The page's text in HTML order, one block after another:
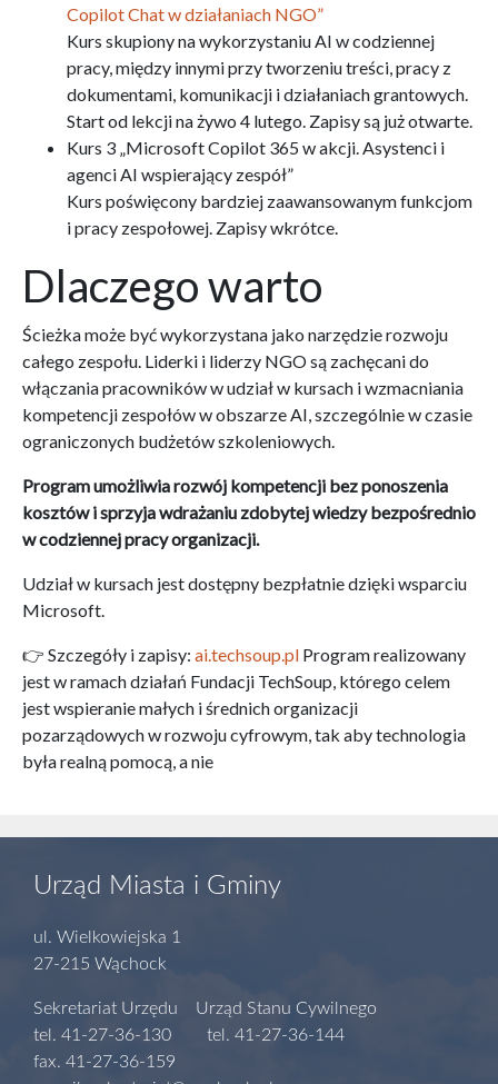
Copilot Chat w działaniach NGO”
Kurs skupiony na wykorzystaniu AI w codziennej
pracy, między innymi przy tworzeniu treści, pracy z
dokumentami, komunikacji i działaniach grantowych.
Start od lekcji na żywo 4 lutego. Zapisy są już otwarte.
Kurs 3 „Microsoft Copilot 365 w akcji. Asystenci i
agenci AI wspierający zespół”
Kurs poświęcony bardziej zaawansowanym funkcjom
i pracy zespołowej. Zapisy wkrótce.
Dlaczego warto
Ścieżka może być wykorzystana jako narzędzie rozwoju
całego zespołu. Liderki i liderzy NGO są zachęcani do
włączania pracowników w udział w kursach i wzmacniania
kompetencji zespołów w obszarze AI, szczególnie w czasie
ograniczonych budżetów szkoleniowych.
Program umożliwia rozwój kompetencji bez ponoszenia
kosztów i sprzyja wdrażaniu zdobytej wiedzy bezpośrednio
w codziennej pracy organizacji.
Udział w kursach jest dostępny bezpłatnie dzięki wsparciu
Microsoft.
👉 Szczegóły i zapisy: ai.techsoup.pl Program realizowany
jest w ramach działań Fundacji TechSoup, którego celem
jest wspieranie małych i średnich organizacji
pozarządowych w rozwoju cyfrowym, tak aby technologia
była realną pomocą, a nie
Urząd Miasta i Gminy
ul. Wielkowiejska 1
27-215 Wąchock
Sekretariat Urzędu Urząd Stanu Cywilnego
tel. 41-27-36-130 tel. 41-27-36-144
fax. 41-27-36-159